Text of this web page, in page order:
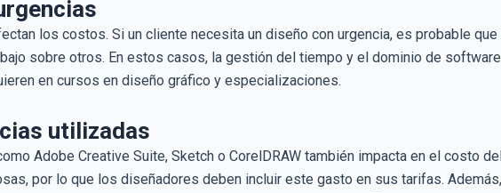
los costos. Si un cliente necesita un diseño con urgencia, es probable
sobre otros. En estos casos, la gestión del tiempo y el dominio de
en cursos en diseño gráfico y especializaciones.
utilizadas
Adobe Creative Suite, Sketch o CorelDRAW también impacta en el costo
por lo que los diseñadores deben incluir este gasto en sus tarifas.